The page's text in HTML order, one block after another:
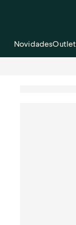
NovidadesOutlet